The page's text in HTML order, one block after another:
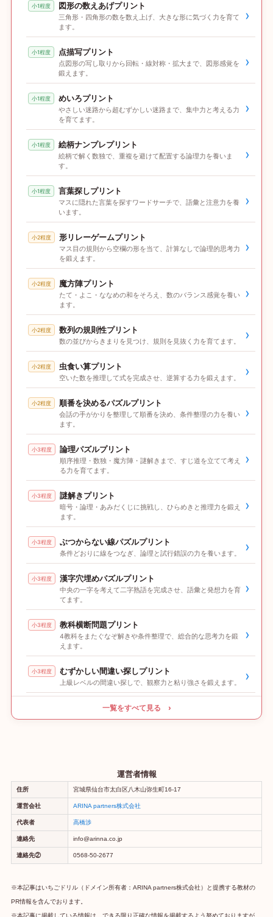
小1程度 図形の数えあげプリント
三角形・四角形の数を数え上げ、大きな形に気づく力を育て
ます。
›
小1程度 点描写プリント
点図形の写し取りから回転・線対称・拡大まで、図形感覚を
鍛えます。
›
小1程度 めいろプリント
やさしい迷路から超むずかしい迷路まで、集中力と考える力
を育てます。
›
小1程度 絵柄ナンプレプリント
絵柄で解く数独で、重複を避けて配置する論理力を養いま
す。
›
小1程度 言葉探しプリント
マスに隠れた言葉を探すワードサーチで、語彙と注意力を養
います。
›
小2程度 形リレーゲームプリント
マス目の規則から空欄の形を当て、計算なしで論理的思考力
を鍛えます。
›
小2程度 魔方陣プリント
たて・よこ・ななめの和をそろえ、数のバランス感覚を養い
ます。
›
小2程度 数列の規則性プリント
数の並びからきまりを見つけ、規則を見抜く力を育てます。 ›
小2程度 虫食い算プリント
空いた数を推理して式を完成させ、逆算する力を鍛えます。 ›
小2程度 順番を決めるパズルプリント
会話の手がかりを整理して順番を決め、条件整理の力を養い
ます。
›
小3程度 論理パズルプリント
順序推理・数独・魔方陣・謎解きまで、すじ道を立てて考え
る力を育てます。
›
小3程度 謎解きプリント
暗号・論理・あみだくじに挑戦し、ひらめきと推理力を鍛え
ます。
›
小3程度 ぶつからない線パズルプリント
条件どおりに線をつなぎ、論理と試行錯誤の力を養います。 ›
小3程度 漢字穴埋めパズルプリント
中央の一字を考えて二字熟語を完成させ、語彙と発想力を育
てます。
›
小3程度 教科横断問題プリント
4教科をまたぐなぞ解きや条件整理で、総合的な思考力を鍛
えます。
›
小3程度 むずかしい間違い探しプリント
上級レベルの間違い探しで、観察力と粘り強さを鍛えます。 ›
一覧をすべて見る ›
運営者情報
住所 宮城県仙台市太白区八木山弥生町16-17
運営会社 ARINA partners株式会社
代表者 高橋渉
連絡先 info@arinna.co.jp
連絡先② 0568-50-2677
※本記事はいちごドリル（ドメイン所有者：ARINA partners株式会社）と提携する教材の
PR情報を含んでおります。
※本記事に掲載している情報は、できる限り正確な情報を掲載するよう努めておりますが、